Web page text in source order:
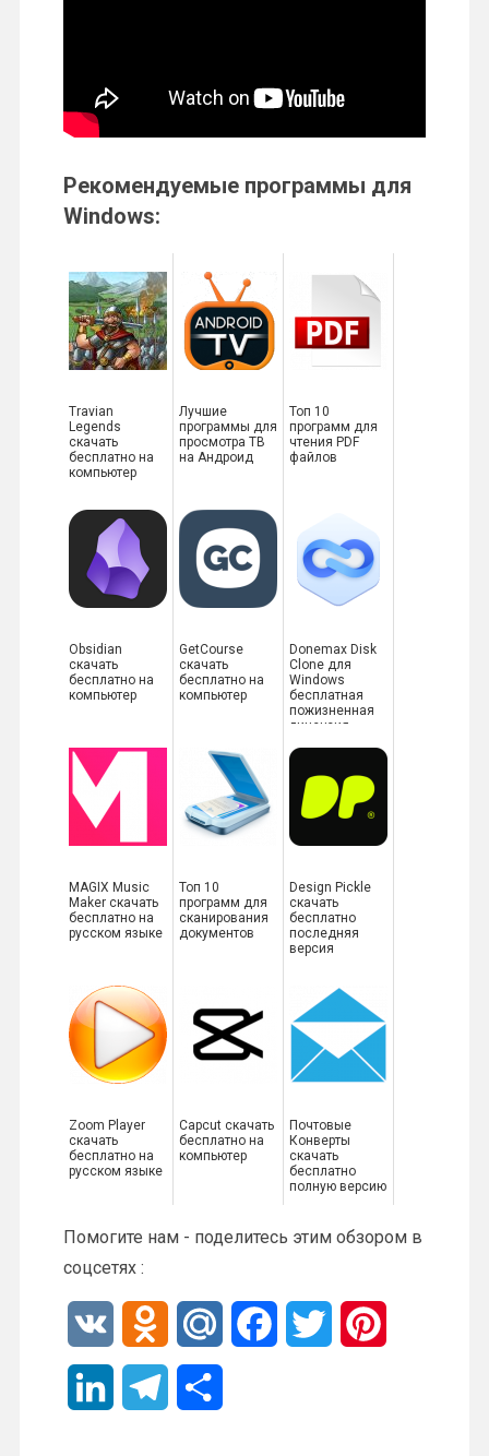
Рекомендуемые программы для
Windows:
Travian
Legends
скачать
бесплатно на
компьютер
Лучшие
программы для
просмотра ТВ
на Андроид
Топ 10
программ для
чтения PDF
файлов
Obsidian
скачать
бесплатно на
компьютер
GetCourse
скачать
бесплатно на
компьютер
Donemax Disk
Clone для
Windows
бесплатная
пожизненная
лицензия
MAGIX Music
Maker скачать
бесплатно на
русском языке
Топ 10
программ для
сканирования
документов
Design Pickle
скачать
бесплатно
последняя
версия
Zoom Player
скачать
бесплатно на
русском языке
Capcut скачать
бесплатно на
компьютер
Почтовые
Конверты
скачать
бесплатно
полную версию
Помогите нам - поделитесь этим обзором в
соцсетях :
K d
M
a